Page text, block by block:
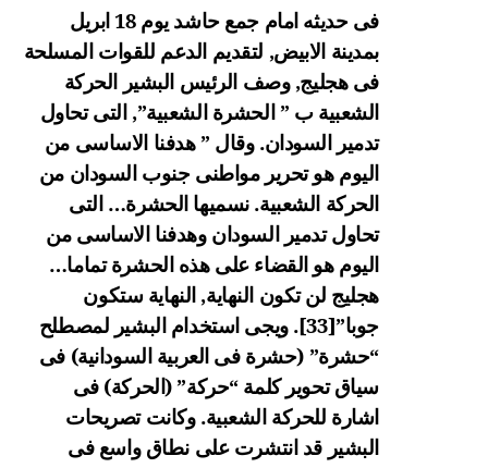
فى حديثه امام جمع حاشد يوم 18 ابريل
بمدينة الابيض, لتقديم الدعم للقوات المسلحة
فى هجليج, وصف الرئيس البشير الحركة
الشعبية ب ” الحشرة الشعبية”, التى تحاول
تدمير السودان. وقال ” هدفنا الاساسى من
اليوم هو تحرير مواطنى جنوب السودان من
الحركة الشعبية. نسميها الحشرة… التى
تحاول تدمير السودان وهدفنا الاساسى من
اليوم هو القضاء على هذه الحشرة تماما…
هجليج لن تكون النهاية, النهاية ستكون
جوبا”[33]
. ويجى استخدام البشير لمصطلح
“حشرة” (حشرة فى العربية السودانية) فى
سياق تحوير كلمة “حركة” (الحركة) فى
اشارة للحركة الشعبية. وكانت تصريحات
البشير قد انتشرت على نطاق واسع فى